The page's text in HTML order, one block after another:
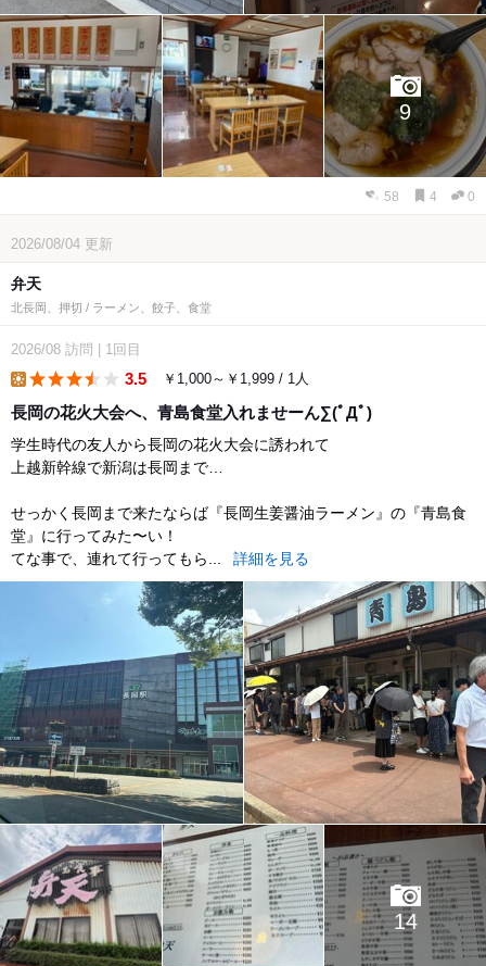
9
58 4 0
2026/08/04 更新
弁天
北長岡、押切 / ラーメン、餃子、食堂
2026/08 訪問 1回目
3.5 ￥1,000～￥1,999 / 1人
長岡の花火大会へ、青島食堂入れませーん∑(ﾟДﾟ)
学生時代の友人から長岡の花火大会に誘われて
上越新幹線で新潟は長岡まで…
せっかく長岡まで来たならば『長岡生姜醤油ラーメン』の『青島食
堂』に行ってみた〜い！
てな事で、連れて行ってもら...
詳細を見る
14